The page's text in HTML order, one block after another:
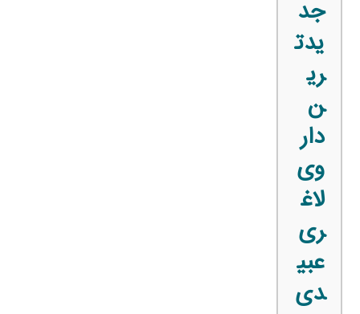
جد
یدت
ری
ن
دار
وی
لاغ
ری
عبی
دی